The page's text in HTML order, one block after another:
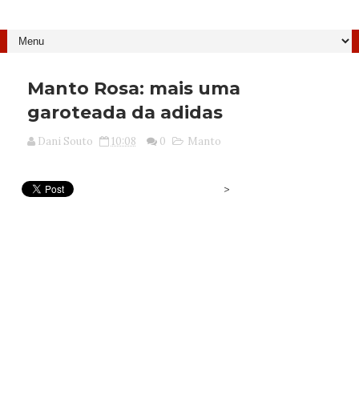
Manto Rosa: mais uma
garoteada da adidas
Dani Souto 10:08 0 Manto
>